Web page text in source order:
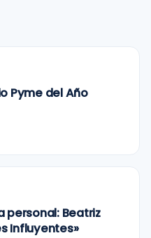
Pyme del Año
personal: Beatriz
Influyentes»